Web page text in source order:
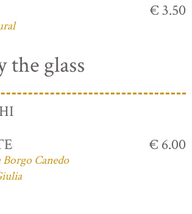
€ 3.50
the glass
Canedo
€ 6.00